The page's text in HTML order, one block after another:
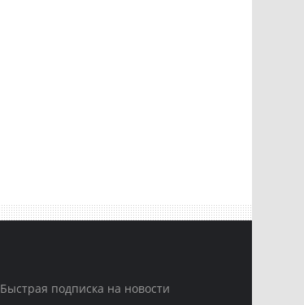
Быстрая подписка на новости